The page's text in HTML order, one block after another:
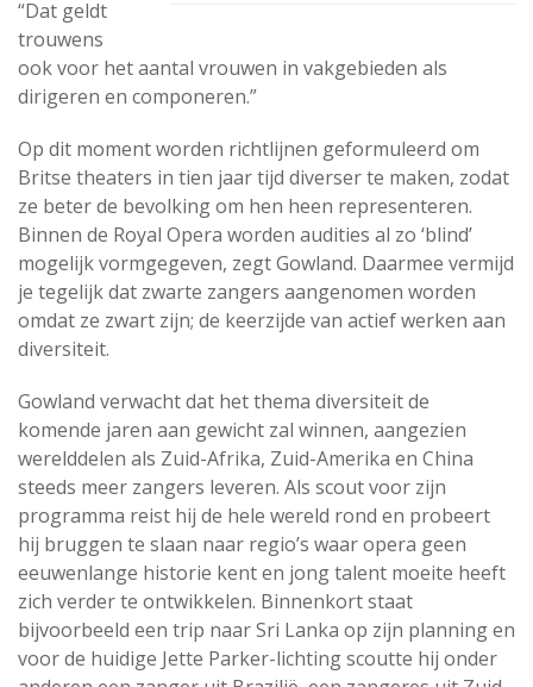
“Dat geldt
trouwens
ook voor het aantal vrouwen in vakgebieden als
dirigeren en componeren.”
Op dit moment worden richtlijnen geformuleerd om
Britse theaters in tien jaar tijd diverser te maken, zodat
ze beter de bevolking om hen heen representeren.
Binnen de Royal Opera worden audities al zo ‘blind’
mogelijk vormgegeven, zegt Gowland. Daarmee vermijd
je tegelijk dat zwarte zangers aangenomen worden
omdat ze zwart zijn; de keerzijde van actief werken aan
diversiteit.
Gowland verwacht dat het thema diversiteit de
komende jaren aan gewicht zal winnen, aangezien
werelddelen als Zuid-Afrika, Zuid-Amerika en China
steeds meer zangers leveren. Als scout voor zijn
programma reist hij de hele wereld rond en probeert
hij bruggen te slaan naar regio’s waar opera geen
eeuwenlange historie kent en jong talent moeite heeft
zich verder te ontwikkelen. Binnenkort staat
bijvoorbeeld een trip naar Sri Lanka op zijn planning en
voor de huidige Jette Parker-lichting scoutte hij onder